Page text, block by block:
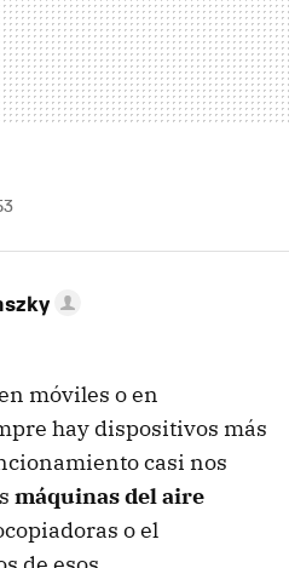
móviles o en
hay dispositivos más
casi nos
máquinas del aire
o el